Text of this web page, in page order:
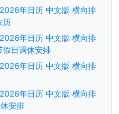
年日历 中文版 横向排
历
年日历 中文版 横向排
假日调休安排
年日历 中文版 横向排
年日历 中文版 横向排
安排